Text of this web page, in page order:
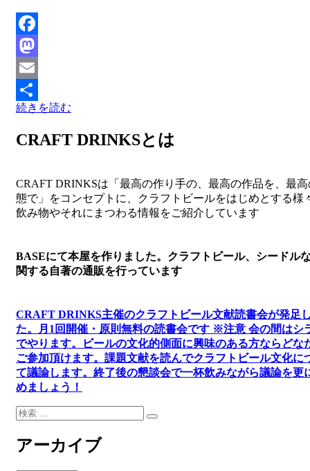
Facebook
Mastodon
Email
共
有
続きを読む
CRAFT DRINKSとは
CRAFT DRINKSは「最高の作り手の、最高の作品を、最
態で」をコンセプトに、クラフトビールをはじめとする様
飲み物やそれにまつわる情報をご紹介しています
BASEにて本屋を作りました。クラフトビール、シードル
関する自著の通販を行っています
CRAFT DRINKS主催のクラフトビール文献読書会が発足
た。
月1回開催・原則無料の読書会です ※注意 会の間はシ
でやります。
ビールの文化的側面に興味のある方ならどな
ご参加頂けます。 課題文献を読んでクラフトビール文化に
て議論します。 終了後の懇談会で一杯飲みながら議論を更
めましょう！
検
検
アーカイブ